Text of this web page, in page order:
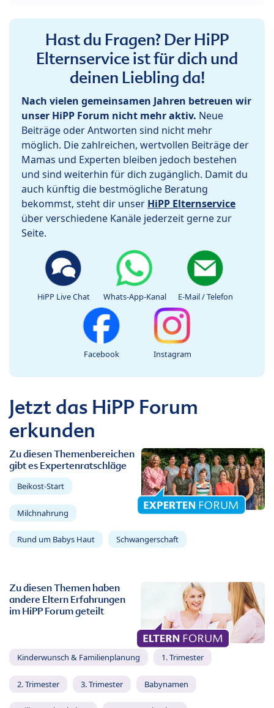
Hast du Fragen? Der HiPP
Elternservice ist für dich und
deinen Liebling da!
Nach vielen gemeinsamen Jahren betreuen wir
unser HiPP Forum nicht mehr aktiv. Neue
Beiträge oder Antworten sind nicht mehr
möglich. Die zahlreichen, wertvollen Beiträge der
Mamas und Experten bleiben jedoch bestehen
und sind weiterhin für dich zugänglich. Damit du
auch künftig die bestmögliche Beratung
bekommst, steht dir unser HiPP Elternservice
über verschiedene Kanäle jederzeit gerne zur
Seite.
HiPP Live Chat Whats-App-Kanal E-Mail / Telefon
Facebook Instagram
Jetzt das HiPP Forum
erkunden
Zu diesen Themenbereichen
gibt es Expertenratschläge
Beikost-Start
Milchnahrung
Rund um Babys Haut Schwangerschaft
Zu diesen Themen haben
andere Eltern Erfahrungen
im HiPP Forum geteilt
Kinderwunsch & Familienplanung 1. Trimester
2. Trimester 3. Trimester Babynamen